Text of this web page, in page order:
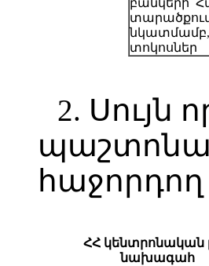
բանկերի՝
տարածքում
նկատմամբ,
տոկոսներ
2. Սույն
ՀՀ կենտրոնական
նախագահ